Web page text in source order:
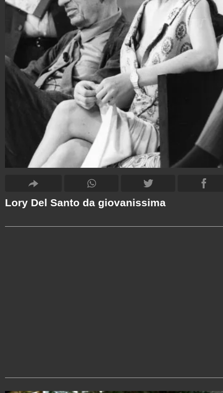
Lory Del Santo da giovanissima